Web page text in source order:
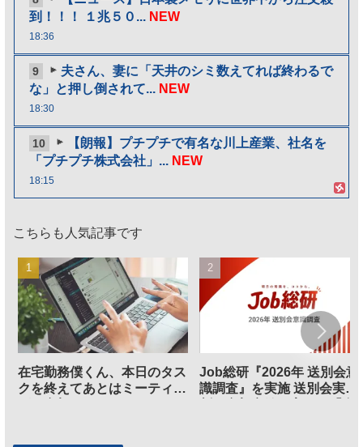
到！！！ １兆５０... NEW
18:36
9
夫さん、妻に「天井のシミ数えてれば終わるで
な」と押し倒されて... NEW
18:30
10
【朗報】プチプチで有名な川上産業、社名を
「プチプチ株式会社」... NEW
18:15
こちらも人気記事です
在宅勤務僕くん、本日のタス
クを終えてあとはミーティン
Job総研『2026年 送別会意
識調査』を実施 送別会実施